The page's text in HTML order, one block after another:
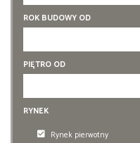
5 pokoi
6 pokoi
ROK BUDOWY OD
PIĘTRO OD
RYNEK
Rynek pierwotny